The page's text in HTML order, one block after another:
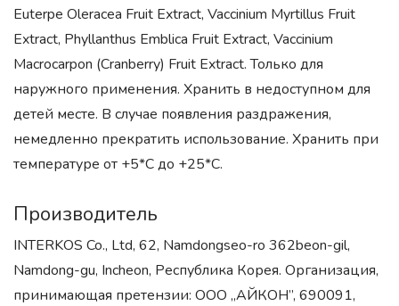
Euterpe Oleracea Fruit Extract, Vaccinium Myrtillus Fruit
Extract, Phyllanthus Emblica Fruit Extract, Vaccinium
Macrocarpon (Cranberry) Fruit Extract. Только для
наружного применения. Хранить в недоступном для
детей месте. В случае появления раздражения,
немедленно прекратить использование. Хранить при
температуре от +5*С до +25*С.
Производитель
INTERKOS Co., Ltd, 62, Namdongseo-ro 362beon-gil,
Namdong-gu, Incheon, Республика Корея. Организация,
принимающая претензии: ООО „АЙКОН”, 690091,